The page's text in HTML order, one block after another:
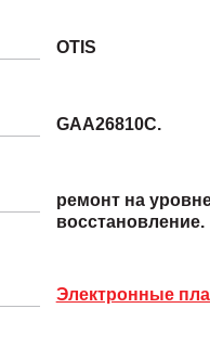
OTIS
GAA26810C.
ремонт на
восстановление.
Электронные